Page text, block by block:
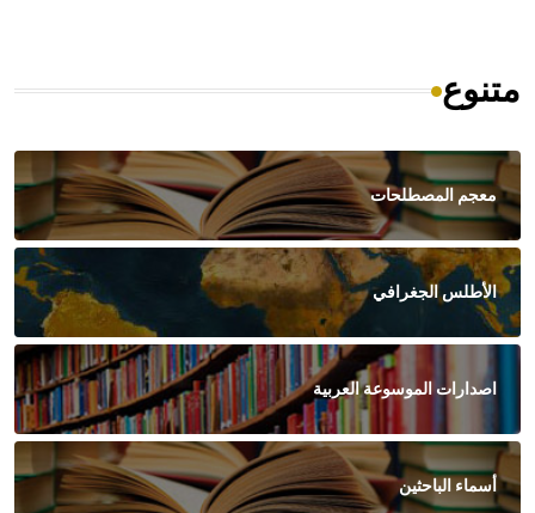
متنوع
معجم المصطلحات
الأطلس الجغرافي
اصدارات الموسوعة العربية
أسماء الباحثين